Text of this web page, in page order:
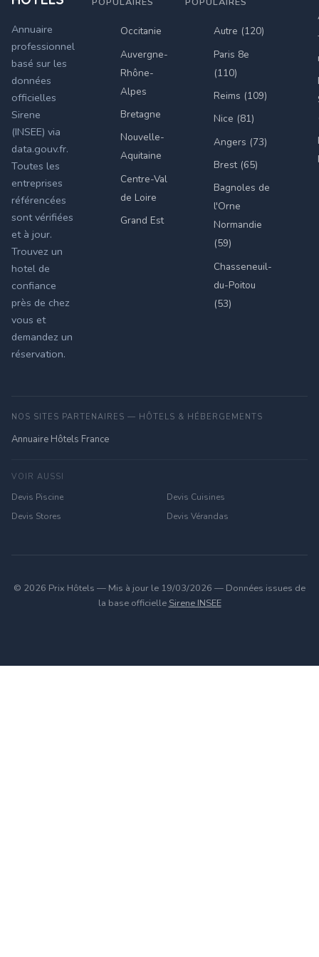
Annuaire
professionnel
basé sur les
données
officielles
Sirene
(INSEE) via
data.gouv.fr.
Toutes les
entreprises
référencées
sont vérifiées
et à jour.
Trouvez un
hotel de
confiance
près de chez
vous et
demandez un
réservation.
Occitanie
Auvergne-
Rhône-
Alpes
Bretagne
Nouvelle-
Aquitaine
Centre-Val
de Loire
Grand Est
Autre (120)
Paris 8e
(110)
Reims (109)
Nice (81)
Angers (73)
Brest (65)
Bagnoles de
l'Orne
Normandie
(59)
Chasseneuil-
du-Poitou
(53)
NOS SITES PARTENAIRES — HÔTELS & HÉBERGEMENTS
Annuaire Hôtels France
VOIR AUSSI
Devis Piscine
Devis Cuisines
Devis Stores
Devis Vérandas
© 2026 Prix Hôtels — Mis à jour le 19/03/2026 — Données issues de
la base officielle Sirene INSEE